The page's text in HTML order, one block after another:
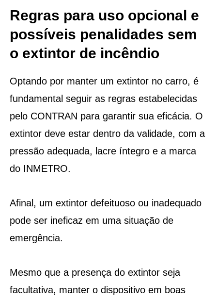
Regras para uso opcional e
possíveis penalidades sem
o extintor de incêndio
Optando por manter um extintor no carro, é
fundamental seguir as regras estabelecidas
pelo CONTRAN para garantir sua eficácia. O
extintor deve estar dentro da validade, com a
pressão adequada, lacre íntegro e a marca
do INMETRO.
Afinal, um extintor defeituoso ou inadequado
pode ser ineficaz em uma situação de
emergência.
Mesmo que a presença do extintor seja
facultativa, manter o dispositivo em boas